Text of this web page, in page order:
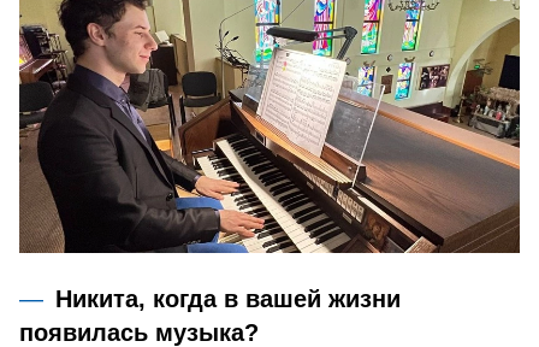
Никита, когда в вашей жизни
появилась музыка?